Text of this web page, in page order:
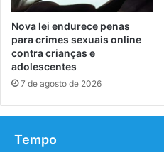
Nova lei endurece penas
para crimes sexuais online
contra crianças e
adolescentes
7 de agosto de 2026
Tempo